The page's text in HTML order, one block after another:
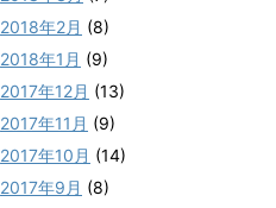
2018年2月 (8)
2018年1月 (9)
2017年12月 (13)
2017年11月 (9)
2017年10月 (14)
2017年9月 (8)